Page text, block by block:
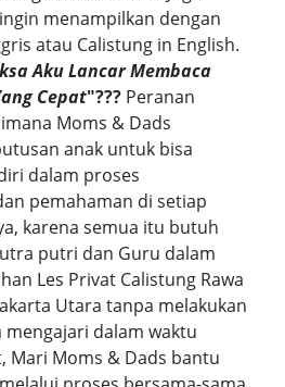
menampilkan dengan
atau Calistung in English.
Aku Lancar Membaca
Cepat"??? Peranan
Moms & Dads
anak untuk bisa
dalam proses
pemahaman di setiap
karena semua itu butuh
putri dan Guru dalam
Les Privat Calistung Rawa
Utara tanpa melakukan
mengajari dalam waktu
Mari Moms & Dads bantu